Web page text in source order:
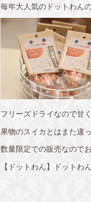
毎年大人気のドットわん
フリーズドライなので甘
果物のスイカとはまた違
数量限定での販売なので
【ドットわん】ドットわ